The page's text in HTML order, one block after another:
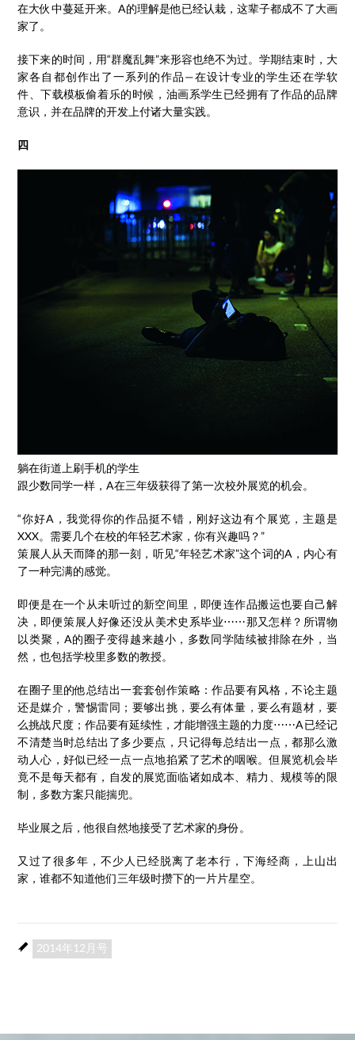
在大伙中蔓延开来。A的理解是他已经认栽，这辈子都成不了大画
家了。
接下来的时间，用“群魔乱舞”来形容也绝不为过。学期结束时，大
家各自都创作出了一系列的作品—在设计专业的学生还在学软
件、下载模板偷着乐的时候，油画系学生已经拥有了作品的品牌
意识，并在品牌的开发上付诸大量实践。
四
躺在街道上刷手机的学生
跟少数同学一样，A在三年级获得了第一次校外展览的机会。
“你好A，我觉得你的作品挺不错，刚好这边有个展览，主题是
XXX。需要几个在校的年轻艺术家，你有兴趣吗？”
策展人从天而降的那一刻，听见“年轻艺术家”这个词的A，内心有
了一种完满的感觉。
即便是在一个从未听过的新空间里，即便连作品搬运也要自己解
决，即便策展人好像还没从美术史系毕业⋯⋯那又怎样？所谓物
以类聚，A的圈子变得越来越小，多数同学陆续被排除在外，当
然，也包括学校里多数的教授。
在圈子里的他总结出一套套创作策略：作品要有风格，不论主题
还是媒介，警惕雷同；要够出挑，要么有体量，要么有题材，要
么挑战尺度；作品要有延续性，才能增强主题的力度⋯⋯A已经记
不清楚当时总结出了多少要点，只记得每总结出一点，都那么激
动人心，好似已经一点一点地掐紧了艺术的咽喉。但展览机会毕
竟不是每天都有，自发的展览面临诸如成本、精力、规模等的限
制，多数方案只能揣兜。
毕业展之后，他很自然地接受了艺术家的身份。
又过了很多年，不少人已经脱离了老本行，下海经商，上山出
家，谁都不知道他们三年级时攒下的一片片星空。
2014年12月号